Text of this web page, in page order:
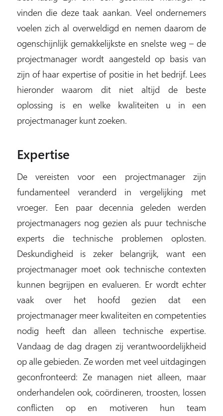
vinden die deze taak aankan. Veel ondernemers
voelen zich al overweldigd en nemen daarom de
ogenschijnlijk gemakkelijkste en snelste weg – de
projectmanager wordt aangesteld op basis van
zijn of haar expertise of positie in het bedrijf. Lees
hieronder waarom dit niet altijd de beste
oplossing is en welke kwaliteiten u in een
projectmanager kunt zoeken.
Expertise
De vereisten voor een projectmanager zijn
fundamenteel veranderd in vergelijking met
vroeger. Een paar decennia geleden werden
projectmanagers nog gezien als puur technische
experts die technische problemen oplosten.
Deskundigheid is zeker belangrijk, want een
projectmanager moet ook technische contexten
kunnen begrijpen en evalueren. Er wordt echter
vaak over het hoofd gezien dat een
projectmanager meer kwaliteiten en competenties
nodig heeft dan alleen technische expertise.
Vandaag de dag dragen zij verantwoordelijkheid
op alle gebieden. Ze worden met veel uitdagingen
geconfronteerd: Ze managen niet alleen, maar
onderhandelen ook, coördineren, troosten, lossen
conflicten op en motiveren hun team